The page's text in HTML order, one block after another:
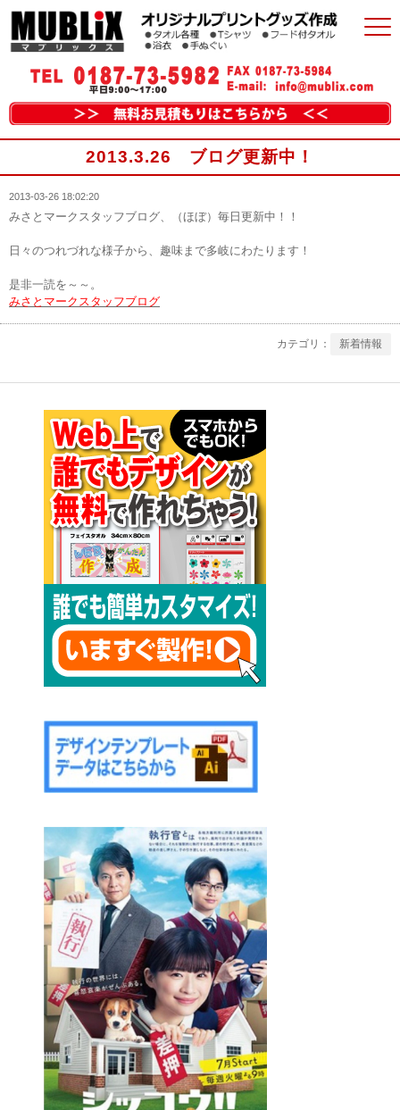
2013.3.26 ブログ更新中！
2013-03-26 18:02:20
みさとマークスタッフブログ、（ほぼ）毎日更新中！！
日々のつれづれな様子から、趣味まで多岐にわたります！
是非一読を～～。
みさとマークスタッフブログ
新着情報